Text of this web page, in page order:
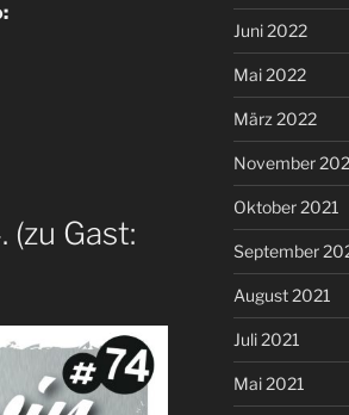
(zu Gast:
Juni 2022
Mai 2022
März 2022
November
Oktober 2021
September
August 2021
Juli 2021
Mai 2021